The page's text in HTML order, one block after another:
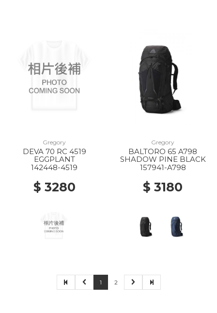
Gregory
DEVA 70 RC 4519
EGGPLANT
142448-4519
$ 3280
Gregory
BALTORO 65 A798
SHADOW PINE BLACK
157941-A798
$ 3180
1 2